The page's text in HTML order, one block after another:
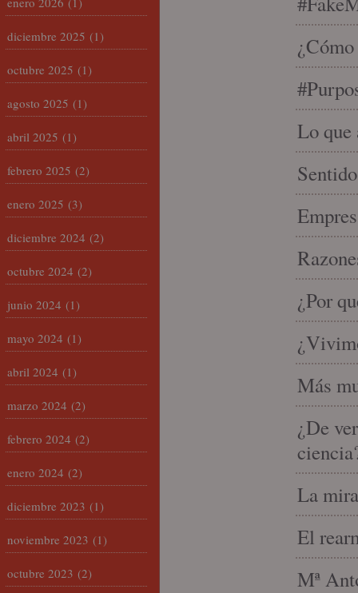
Lo que
¿Por
Más
¿De
La
El
Mª
diciembre 2025 (1)
octubre 2025 (1)
agosto 2025 (1)
abril 2025 (1)
febrero 2025 (2)
enero 2025 (3)
diciembre 2024 (2)
octubre 2024 (2)
junio 2024 (1)
mayo 2024 (1)
abril 2024 (1)
marzo 2024 (2)
febrero 2024 (2)
enero 2024 (2)
diciembre 2023 (1)
noviembre 2023 (1)
octubre 2023 (2)